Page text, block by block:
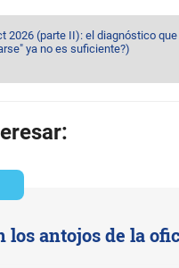
2026 (parte II): el diagnóstico que
ya no es suficiente?)
los antojos de la